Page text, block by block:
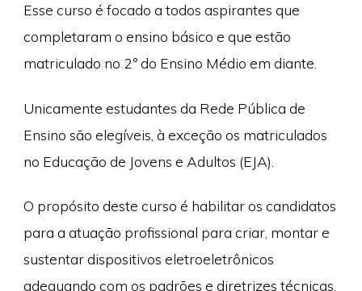
Esse curso é focado a todos aspirantes que
completaram o ensino básico e que estão
matriculado no 2º do Ensino Médio em diante.
Unicamente estudantes da Rede Pública de
Ensino são elegíveis, à exceção os matriculados
no Educação de Jovens e Adultos (EJA).
O propósito deste curso é habilitar os candidatos
para a atuação profissional para criar, montar e
sustentar dispositivos eletroeletrônicos
adequando com os padrões e diretrizes técnicas,